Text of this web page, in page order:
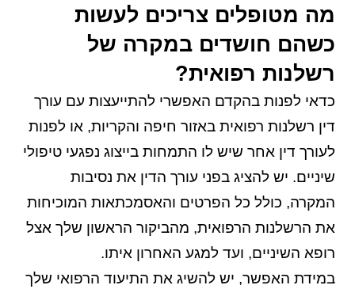
מה מטופלים צריכים לעשות
כשהם חושדים במקרה של
רשלנות רפואית?
כדאי לפנות בהקדם האפשרי להתייעצות עם עורך
דין רשלנות רפואית באזור חיפה והקריות, או לפנות
לעורך דין אחר שיש לו התמחות בייצוג נפגעי טיפולי
שיניים. יש להציג בפני עורך הדין את נסיבות
המקרה, כולל כל הפרטים והאסמכתאות המוכיחות
את הרשלנות הרפואית, מהביקור הראשון שלך אצל
רופא השיניים, ועד למגע האחרון איתו.
במידת האפשר, יש להשיג את התיעוד הרפואי שלך